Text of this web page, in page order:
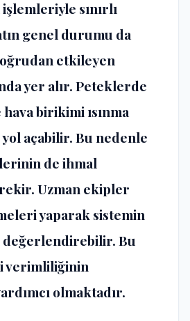
işlemleriyle sınırlı
genel durumu da
etkileyen
yer alır. Peteklerde
birikimi ısınma
açabilir. Bu nedenle
de ihmal
Uzman ekipler
yaparak sistemin
değerlendirebilir. Bu
verimliliğinin
olmaktadır.